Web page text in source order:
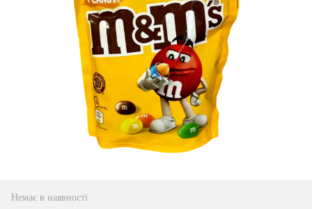
Немає в наявності